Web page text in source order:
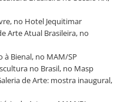
no Hotel Jequitimar
Arte Atual Brasileira, no
à Bienal, no MAM/SP
no Brasil, no Masp
de Arte: mostra inaugural,